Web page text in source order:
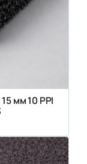
мм 10 PPI